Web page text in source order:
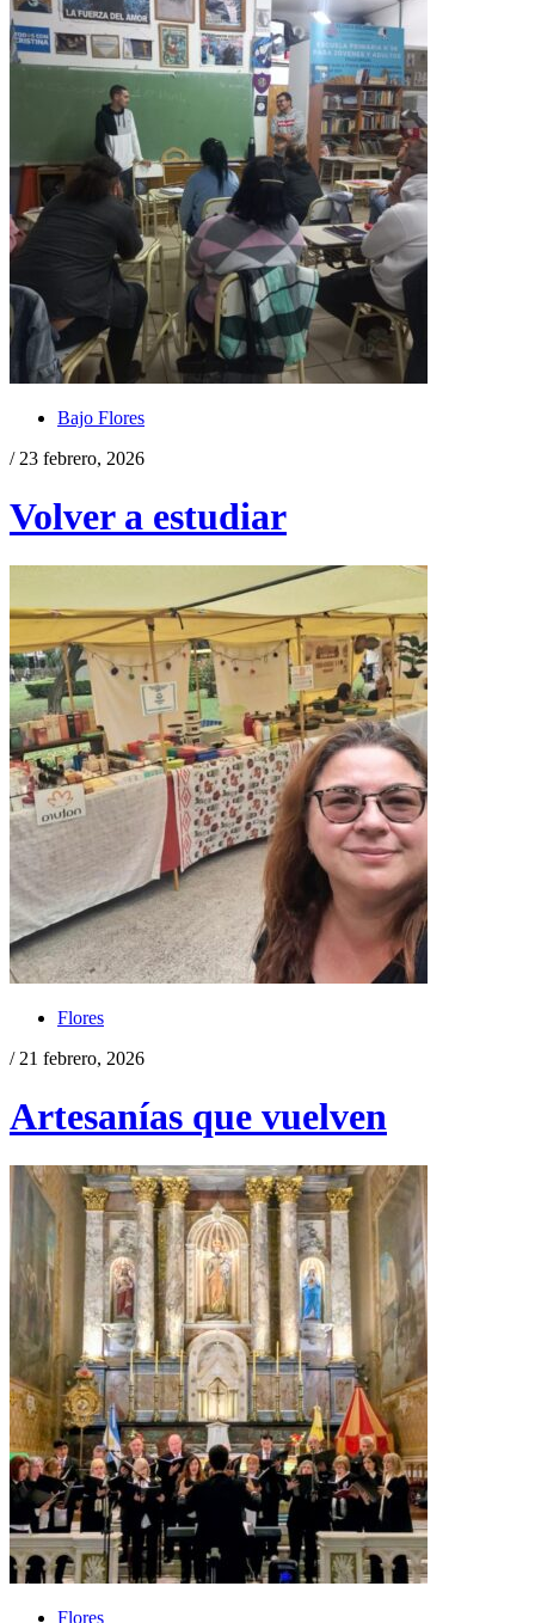
Bajo Flores
/ 23 febrero, 2026
Volver a estudiar
Flores
/ 21 febrero, 2026
Artesanías que vuelven
Flores